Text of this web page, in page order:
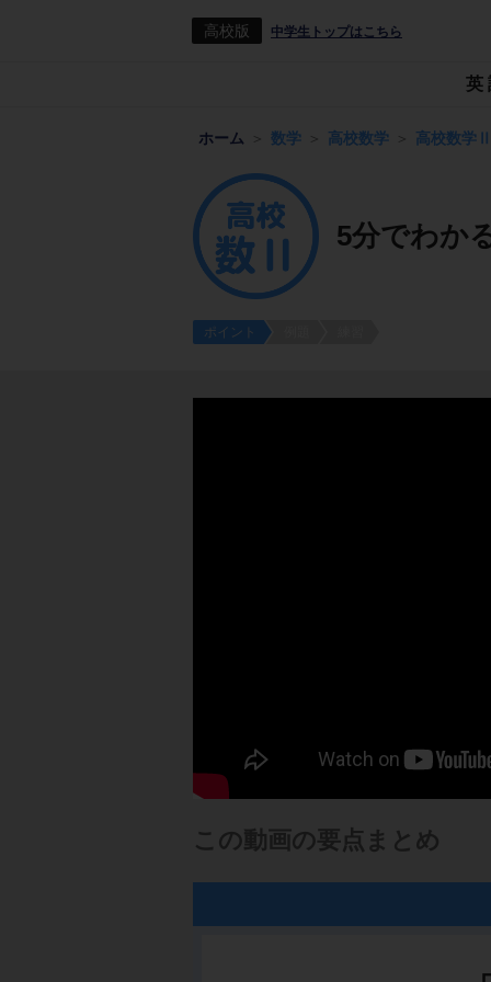
高校版 中学生トップはこちら
英
ホーム 数学 高校数学 高校数学Ⅱ
5分でわか
ポイント
この動画の要点まとめ